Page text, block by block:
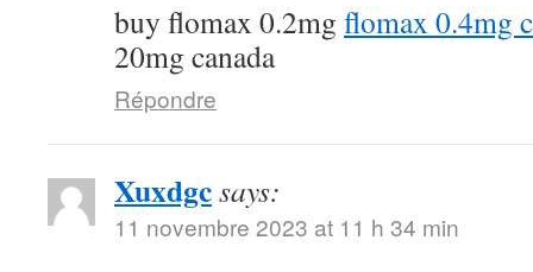
buy flomax 0.2mg flomax 0.4mg
20mg canada
Répondre
Xuxdgcsays:
11 novembre 2023 at 11 h 34 min